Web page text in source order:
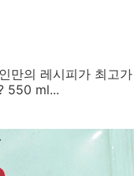
만의 레시피가 최고
550 ml...